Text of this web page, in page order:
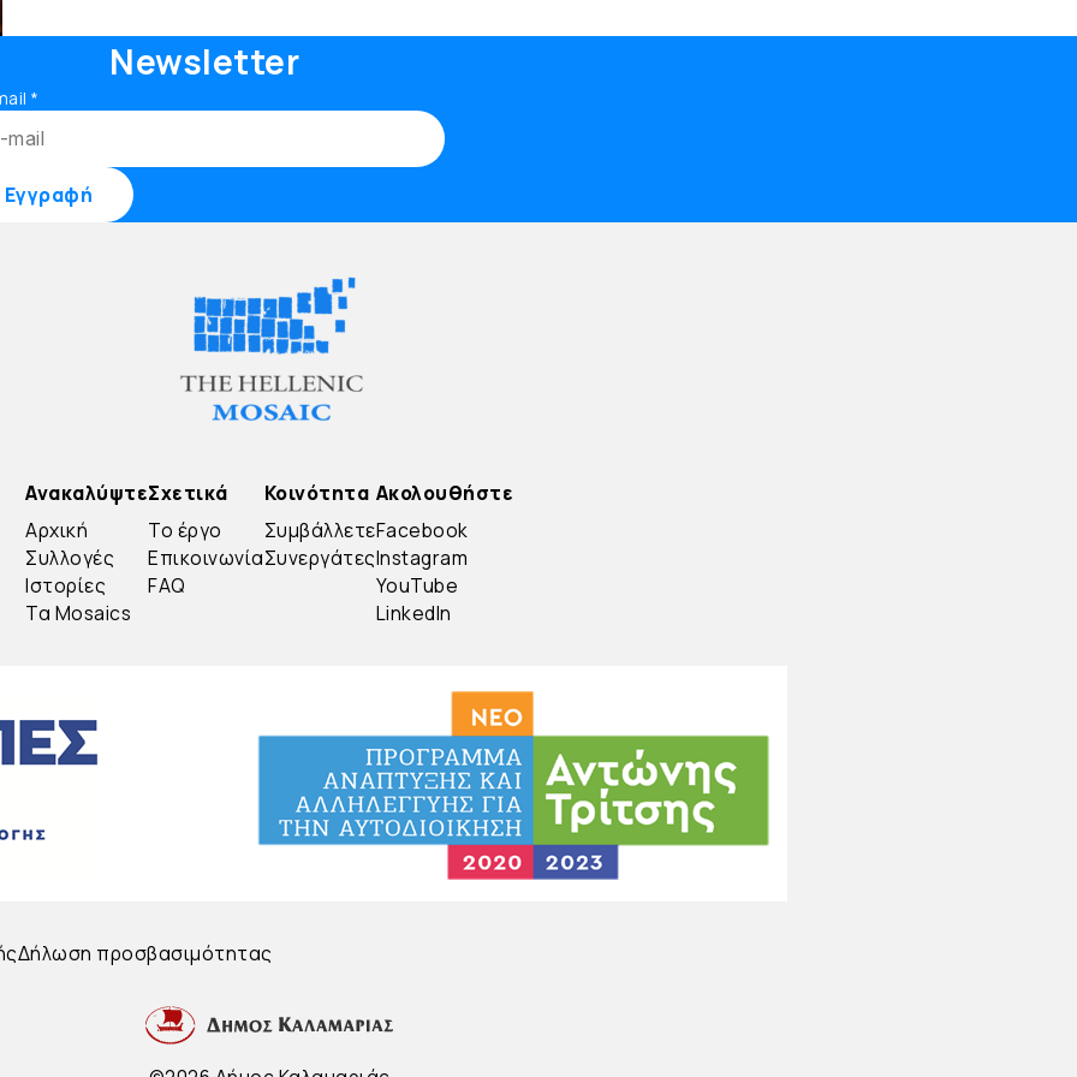
Newsletter
*
Ανακαλύψτε
Αρχική
Συλλογές
Ιστορίες
Τα Mosaics
Σχετικά
Το έργο
Επικοινωνία
FAQ
Κοινότητα
Συμβάλλετε
Συνεργάτες
Ακολουθήστε
Facebook
Instagram
YouTube
LinkedIn
Δήλωση προσβασιμότητας